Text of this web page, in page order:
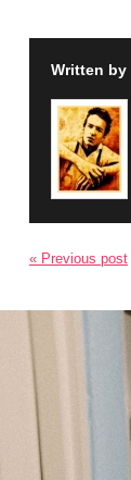
Written by
« Previous post